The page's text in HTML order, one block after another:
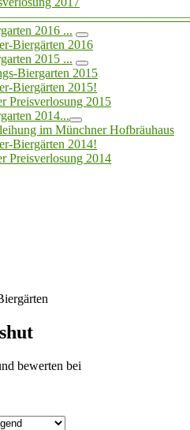
2016 ...
Biergärten 2016
2015 ...
Biergarten 2015
Biergärten 2015!
Preisverlosung 2015
2014...
im Münchner Hofbräuhaus
Biergärten 2014!
Preisverlosung 2014
bewerten bei